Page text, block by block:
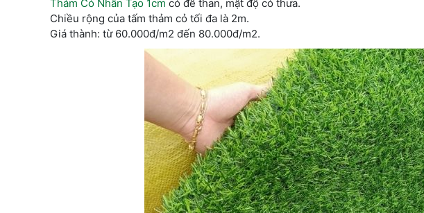
Thảm Cỏ Nhân Tạo 1cm có đế than, mật độ cỏ thưa.
Chiều rộng của tấm thảm cỏ tối đa là 2m.
Giá thành: từ 60.000đ/m2 đến 80.000đ/m2.